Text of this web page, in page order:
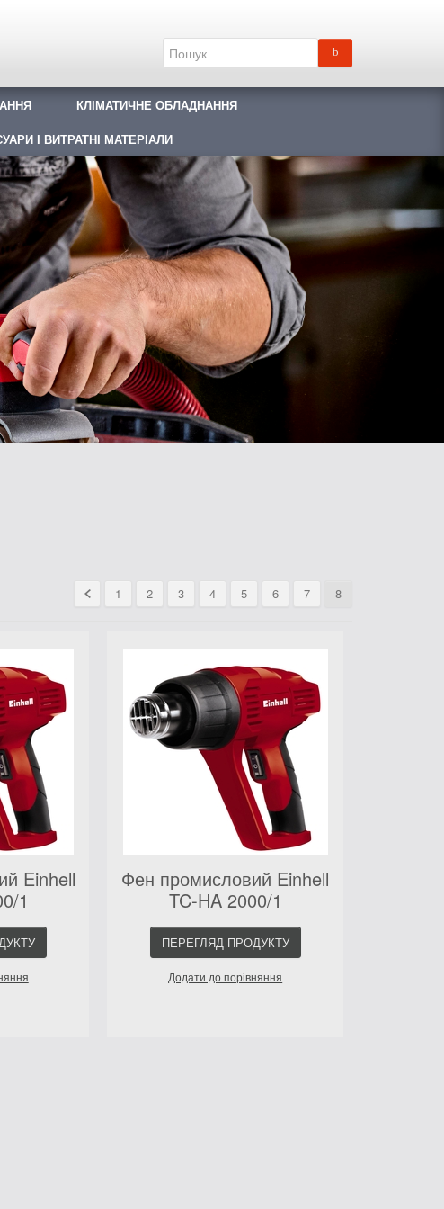
КЛІМАТИЧНЕ ОБЛАДНАННЯ
І ВИТРАТНІ МАТЕРІАЛИ
1 2 3 4 5 6 7 8
Einhell
1
Фен промисловий Einhell
TC-HA 2000/1
ПЕРЕГЛЯД ПРОДУКТУ
Додати до порівняння